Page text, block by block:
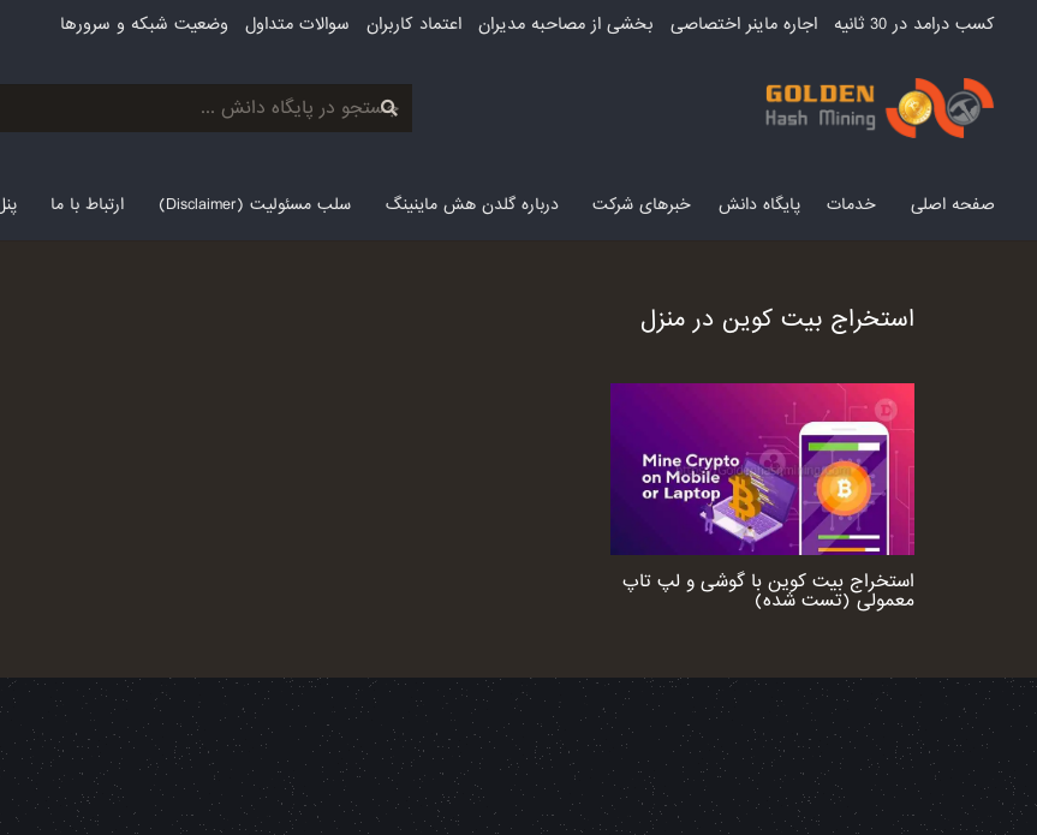
کسب درامد در 30 ثانیه اجاره ماینر اختصاصی بخشی از مصاحبه مدیران اعتماد کاربران سوالات متداول وضعیت شبکه و سرورها
صفحه اصلی خدمات پایگاه دانش خبرهای شرکت درباره گلدن هش ماینینگ سلب مسئولیت (Disclaimer) ارتباط با ما
استخراج بیت کوین در منزل
استخراج بیت کوین با گوشی و لپ تاپ
معمولی (تست شده)